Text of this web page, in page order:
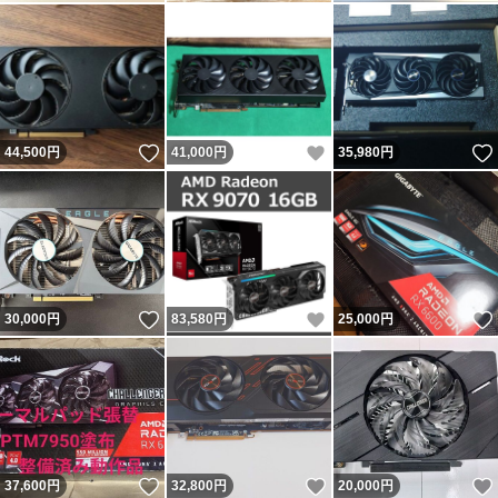
44,500円 いいね！
41,000 円 いいね！
35,980円
30,000円 いいね！
83,580 円 いいね！
25,000円
37,600円 いいね！
32,800円 いいね！
20,000円